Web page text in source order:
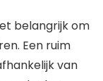
belangrijk om
Een ruim
van